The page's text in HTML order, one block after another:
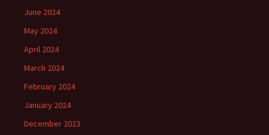
June 2024
May 2024
April 2024
March 2024
February 2024
January 2024
December 2023